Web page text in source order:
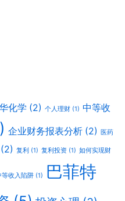
化学 (2) 个人理财 (1) 中等收
企业财务报表分析 (2) 医药
(2) 复利 (1) 复利投资 (1) 如何实现财
等收入陷阱 (1)
巴菲特